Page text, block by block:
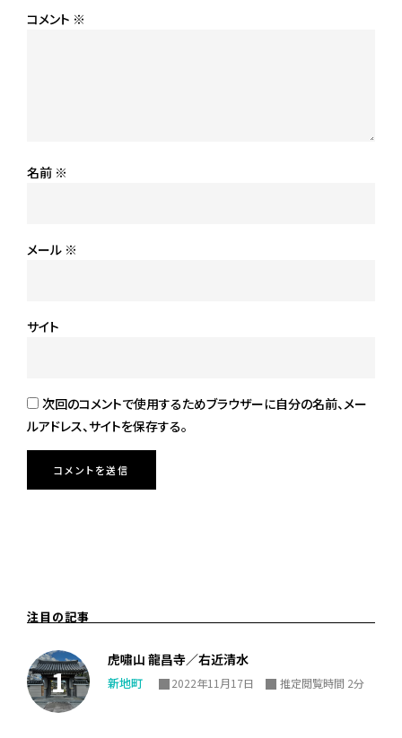
コメント ※
名前 ※
メール ※
サイト
次回のコメントで使用するためブラウザーに自分の名前、メー
ルアドレス、サイトを保存する。
注目の記事
虎嘯山 龍昌寺／右近清水
新地町 2022年11月17日 推定閲覧時間 2分